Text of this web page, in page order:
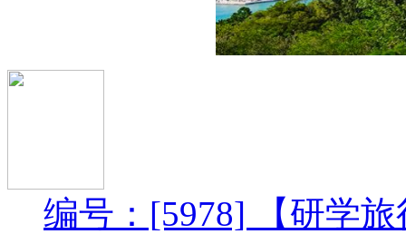
编号：[5978] 【研学